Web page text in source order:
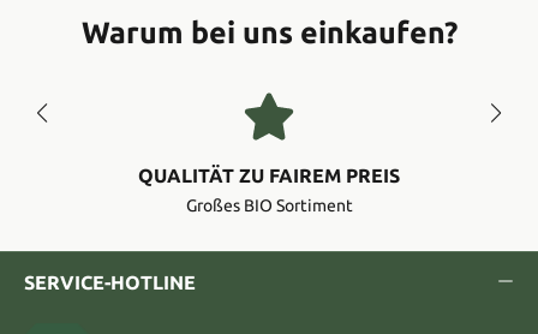
Warum bei uns einkaufen?
QUALITÄT ZU FAIREM PREIS
Großes BIO Sortiment
SERVICE-HOTLINE